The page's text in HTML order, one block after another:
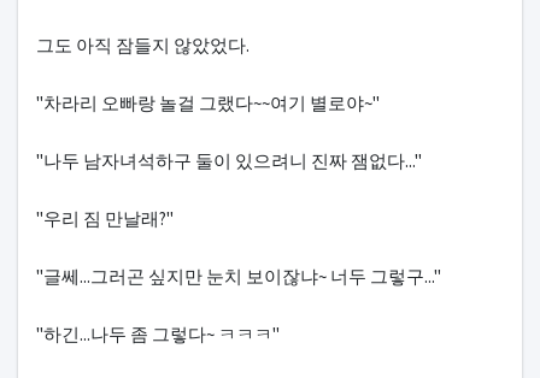
그도 아직 잠들지 않았었다.
"차라리 오빠랑 놀걸 그랬다~~여기 별로야~"
"나두 남자녀석하구 둘이 있으려니 진짜 잼없다..."
"우리 짐 만날래?"
"글쎄...그러곤 싶지만 눈치 보이잖냐~ 너두 그렇구..."
"하긴...나두 좀 그렇다~ ㅋㅋㅋ"